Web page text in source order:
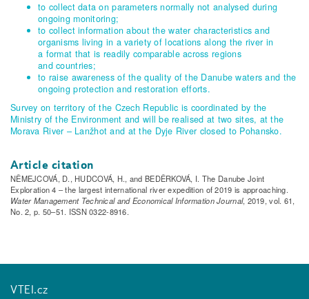
to collect data on parameters normally not analysed during
ongoing monitoring;
to collect information about the water characteristics and
organisms living in a variety of locations along the river in
a format that is readily comparable across regions
and countries;
to raise awareness of the quality of the Danube waters and the
ongoing protection and restoration efforts.
Survey on territory of the Czech Republic is coordinated by the
Ministry of the Environment and will be realised at two sites, at the
Morava River – Lanžhot and at the Dyje River closed to Pohansko.
Article citation
NĚMEJCOVÁ, D., HUDCOVÁ, H., and BEDĚRKOVÁ, I. The Danube Joint
Exploration 4 – the largest international river expedition of 2019 is approaching.
Water Management Technical and Economical Information Journal, 2019, vol. 61,
No. 2, p. 50–51. ISSN 0322-8916.
VTEI.cz